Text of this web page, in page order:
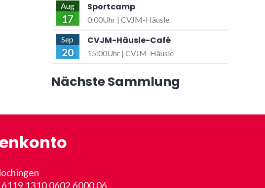
Aug
17
Sportcamp
0:00Uhr | CVJM-Häusle
Sep
20
CVJM-Häusle-Café
15:00Uhr | CVJM-Häusle
Nächste Sammlung
1310 0602 6000 06